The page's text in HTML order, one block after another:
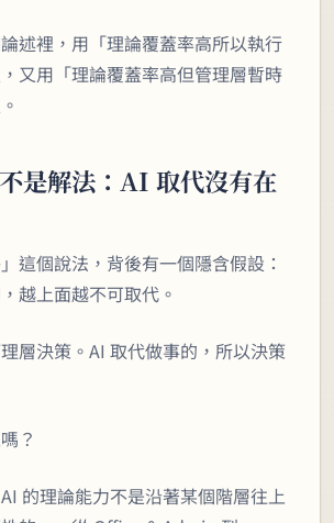
述裡，用「理論覆蓋率高所以執行
又用「理論覆蓋率高但管理層暫時
不是解法：AI 取代沒有在
這個說法，背後有一個隱含假設：
越上面越不可取代。
層決策。AI 取代做事的，所以決策
？
的理論能力不是沿著某個階層往上